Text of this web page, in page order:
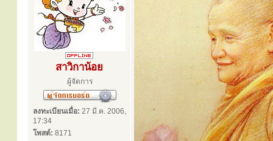
สาวิกาน้อย
ผู้จัดการ
ลงทะเบียนเมื่อ: 27 มี.ค. 2006,
17:34
โพสต์: 8171